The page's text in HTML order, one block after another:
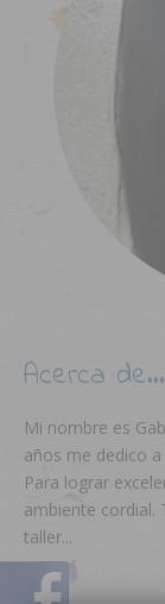
Acerca de…
Mi nombre es
años me dedico
Para lograr
ambiente cordial.
taller...